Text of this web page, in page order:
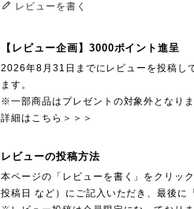
レビューを書く
【レビュー企画】3000ポイント進呈
2026年8月31日までにレビューを投稿し
ます。
※一部商品はプレゼントの対象外となりま
詳細はこちら＞＞＞
レビューの投稿方法
本ページの「レビューを書く」をクリッ
投稿日 など）にご記入いただき、最後に